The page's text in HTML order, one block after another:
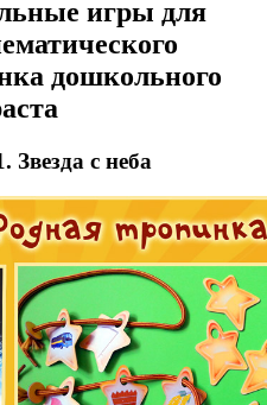
игры для
дошкольного
Звезда с неба